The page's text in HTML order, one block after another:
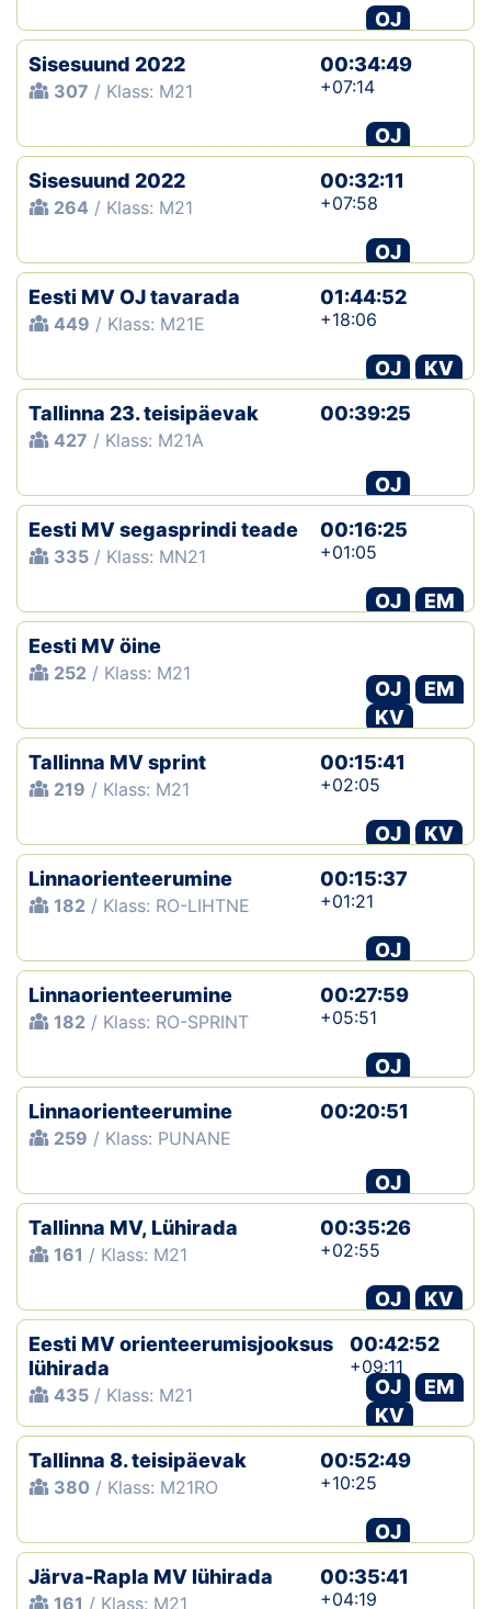
OJ
Sisesuund 2022
307 / Klass: M21
00:34:49
+07:14
OJ
Sisesuund 2022
264 / Klass: M21
00:32:11
+07:58
OJ
Eesti MV OJ tavarada
449 / Klass: M21E
01:44:52
+18:06
OJ
KV
Tallinna 23. teisipäevak
427 / Klass: M21A
00:39:25
OJ
Eesti MV segasprindi teade
335 / Klass: MN21
00:16:25
+01:05
OJ
EM
Eesti MV öine
252 / Klass: M21
OJ
EM
KV
Tallinna MV sprint
219 / Klass: M21
00:15:41
+02:05
OJ
KV
Linnaorienteerumine
182 / Klass: RO-LIHTNE
00:15:37
+01:21
OJ
Linnaorienteerumine
182 / Klass: RO-SPRINT
00:27:59
+05:51
OJ
Linnaorienteerumine
259 / Klass: PUNANE
00:20:51
OJ
Tallinna MV, Lühirada
161 / Klass: M21
00:35:26
+02:55
OJ
KV
Eesti MV orienteerumisjooksus
lühirada
435 / Klass: M21
00:42:52
+09:11
OJ
EM
KV
Tallinna 8. teisipäevak
380 / Klass: M21RO
00:52:49
+10:25
OJ
Järva-Rapla MV lühirada
161 / Klass: M21
00:35:41
+04:19